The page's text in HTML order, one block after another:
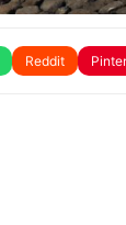
Reddit